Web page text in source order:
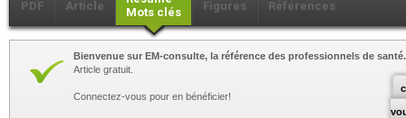
PDF Article
Mots clés
Figures Références
Bienvenue sur EM-consulte, la référence des professionnels de santé.
Article gratuit.
Connectez-vous pour en bénéficier!